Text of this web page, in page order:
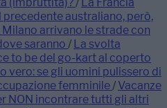
(imbruttita)?/ La Francia
precedente australiano, però,
Milano arrivano le strade con
saranno / La svolta
to be del go-kart al coperto
vero: se gli uomini pulissero di
femminile/ Vacanze
NON incontrare tutti gli altri